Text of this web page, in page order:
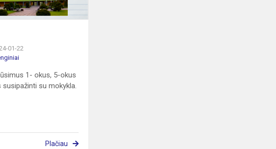
01-22
1- okus, 5-okus
susipažinti su mokykla.
Plačiau